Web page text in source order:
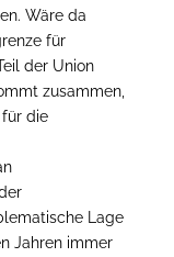
Wäre da
für
der Union
zusammen,
die
Lage
Jahren immer